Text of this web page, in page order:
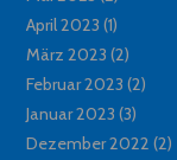
April 2023 (1)
März 2023 (2)
Februar 2023 (2)
Januar 2023 (3)
Dezember 2022 (2)